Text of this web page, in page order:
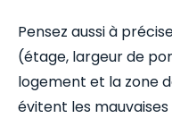
Pensez aussi à
(étage, largeur de
logement et la zone
évitent les